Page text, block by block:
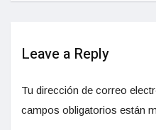
Leave a Reply
Tu dirección de correo
campos obligatorios están